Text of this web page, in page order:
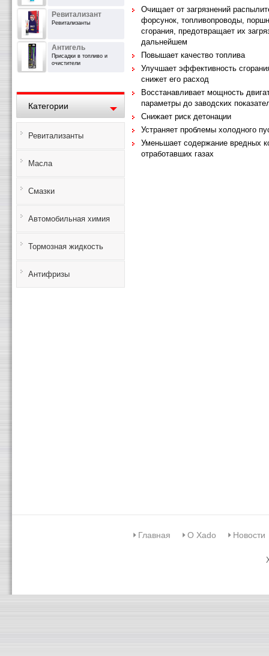
Ревитализант
Ревитализанты
Антигель
Присадки в топливо и
очистители
Категории
Ревитализанты
Масла
Смазки
Автомобильная химия
Тормозная жидкость
Антифризы
Очищает от загрязнений
форсунок, топливопроводы,
сгорания, предотвращает их
дальнейшем
Повышает качество топлива
Улучшает эффективность
снижет его расход
Восстанавливает мощность
параметры до заводских
Снижает риск детонации
Устраняет проблемы холодного
Уменьшает содержание вредных
отработавших газах
Главная О Xado Новости